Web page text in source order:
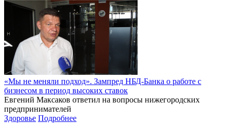
«Мы не меняли подход». Зампред НБД-Банка о работе с
бизнесом в период высоких ставок
Евгений Максаков ответил на вопросы нижегородских
предпринимателей
Здоровье Подробнее